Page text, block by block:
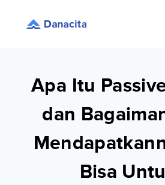
Apa Itu
dan
Bisa